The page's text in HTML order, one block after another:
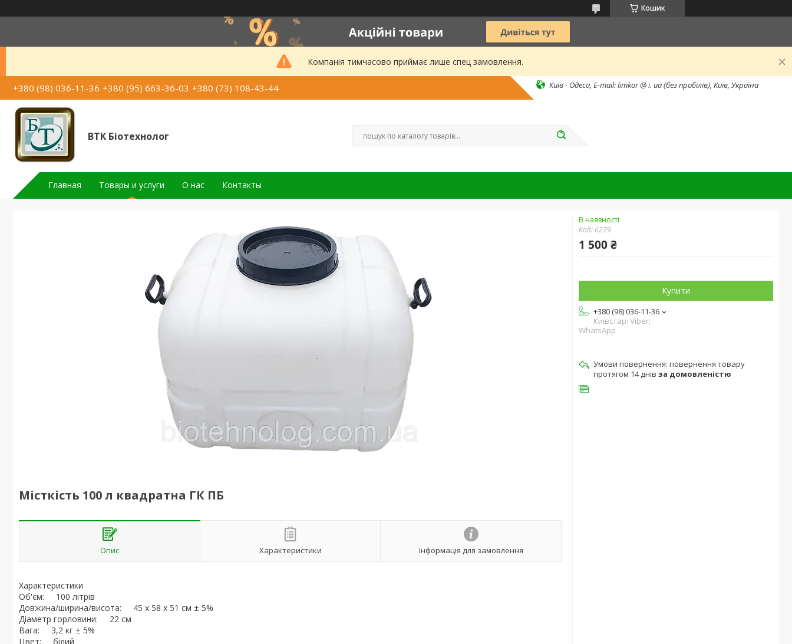
Кошик
Компанія тимчасово приймає лише спец замовлення.
+380 (98) 036-11-36 +380 (95) 663-36-03 +380 (73) 108-43-44 Київ - Одеса, E-mail: limkor @ i. ua (без пробілів), Київ, Україна
ВТК Біотехнолог
Главная Товары и услуги О нас Контакты
Місткість 100 л квадратна ГК ПБ
Опис Характеристики Інформація для замовлення
Характеристики
Об'єм: 100 літрів
Довжина/ширина/висота: 45 x 58 x 51 см ± 5%
Діаметр горловини: 22 см
Вага: 3,2 кг ± 5%
Цвет: білий
В наявності
Код: 6279
1 500 ₴
Купити
+380 (98) 036-11-36
Київстар: Viber;
WhatsApp
повернення товару
протягом 14 днів за домовленістю